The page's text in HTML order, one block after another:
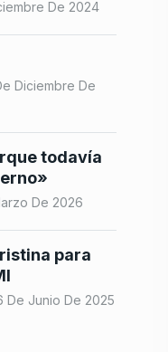
De 2024
Diciembre De
todavía
De 2026
para
De Junio De 2025